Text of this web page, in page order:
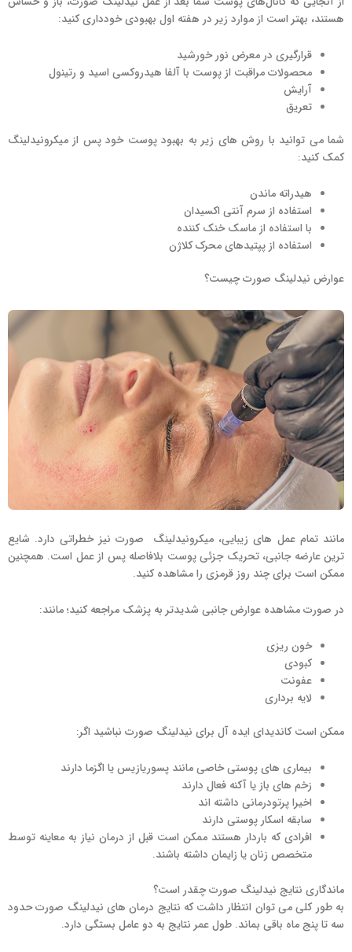
هستند، بهتر است از موارد زیر در هفته اول بهبودی خودداری کنید:
قرارگیری در معرض نور خورشید
محصولات مراقبت از پوست با آلفا هیدروکسی اسید و رتینول
آرایش
تعریق
شما می توانید با روش های زیر به بهبود پوست خود پس از میکرونیدلینگ
کمک کنید:
هیدراته ماندن
استفاده از سرم آنتی اکسیدان
با استفاده از ماسک خنک کننده
استفاده از پپتیدهای محرک کلاژن
عوارض نیدلینگ صورت چیست؟
مانند تمام عمل های زیبایی، میکرونیدلینگ صورت نیز خطراتی دارد. شایع
ترین عارضه جانبی، تحریک جزئی پوست بلافاصله پس از عمل است. همچنین
ممکن است برای چند روز قرمزی را مشاهده کنید.
در صورت مشاهده عوارض جانبی شدیدتر به پزشک مراجعه کنید؛ مانند:
خون ریزی
کبودی
عفونت
لایه برداری
ممکن است کاندیدای ایده آل برای نیدلینگ صورت نباشید اگر:
بیماری های پوستی خاصی مانند پسوریازیس یا اگزما دارند
زخم های باز یا آکنه فعال دارند
اخیرا پرتودرمانی داشته اند
سابقه اسکار پوستی دارند
افرادی که باردار هستند ممکن است قبل از درمان نیاز به معاینه توسط
متخصص زنان یا زایمان داشته باشند.
ماندگاری نتایج نیدلینگ صورت چقدر است؟
به طور کلی می توان انتظار داشت که نتایج درمان های نیدلینگ صورت حدود
سه تا پنج ماه باقی بماند. طول عمر نتایج به دو عامل بستگی دارد.